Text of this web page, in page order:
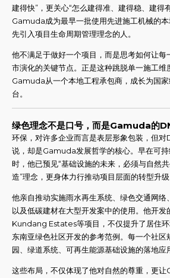
建得快”，更关心“怎么建得准、建得稳、建得
Gamuda成为最早一批使用先进施工机械的
先引入项目生命周期管理理念的人。
他不满足于做好一个项目，而是思考如何让每
市演化的关键节点。正是这种跳脱单一施工维
Gamuda从一个本地工程承包商，成长为国
台。
绿色理念不是口号，而是Gamuda的
环保，对许多企业而言是表层形象包装，但
说，却是Gamuda发展哲学的核心。早在可
时，他已预见“基础设施的未来，必须与自然
造”理念，更身体力行推动项目层面的转型升级
他亲自推动实施雨水再生系统、绿色交通网络
以及低碳建材在大型开发案中的使用。他开
Kundang Estates等项目，不仅提升了居住
东南亚绿色社区开发的参考范例。每一个社
园、绿道系统、可再生能源基础设施的落地应
这些布局，不仅体现了他对自然的尊重，更